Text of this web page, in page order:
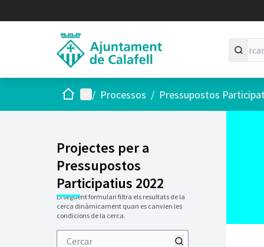
Inici Menú principal
/ Processos / Pressupostos
Projectes per a
Pressupostos
Participatius 2022
El següent formulari filtra els resultats de la
cerca dinàmicament quan es canvien les
condicions de la cerca.